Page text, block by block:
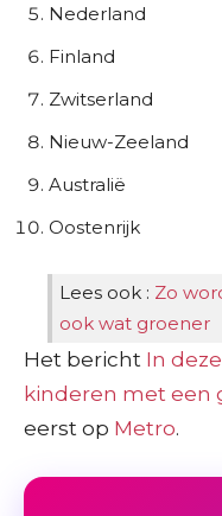
Nederland
Finland
Zwitserland
Nieuw-Zeeland
Australië
Oostenrijk
Lees ook : Zo
ook wat groener
Het bericht In
kinderen met een
eerst op Metro.